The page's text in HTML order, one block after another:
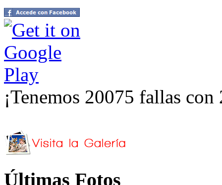
¡Tenemos 20075 fallas
Últimas Fotos